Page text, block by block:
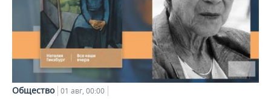
Общество 01 авг, 00:00